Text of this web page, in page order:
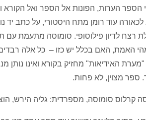
הערות, הפונות אל הספר ואל הקורא
עוד רומן מתח היסטורי, על כתב
רצח לדיון פילוסופי. סומוסה מתעמת
האמת, האם בכלל יש כזו – כל אלה
"מערת האידיאות" מחזיק בקורא ואינו
ספר מצוין, לא פחות.
סומוסה, מספרדית: גליה הירש, הוצאת מעריב, 2007